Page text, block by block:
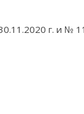
г. и №